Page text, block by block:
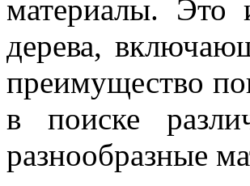
материалы. Это
дерева,
преимущество
в поиске
разнообразные